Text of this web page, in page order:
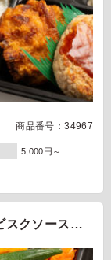
商品番号：34967
5,000円～
スクソースの